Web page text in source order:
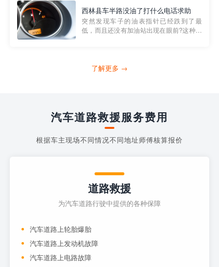
越者小程序是一款专门解决汽车没油问题
的在线服务平台。通过...
西林县车半路没油了打什么电话求助
突然发现车子的油表指针已经跌到了最
低，而且还没有加油站出现在眼前?这种情
打4006363122请求送油人员来帮助你。
了解更多 →
汽车道路救援服务费用
根据车主现场不同情况不同地址师傅核算报价
道路救援
为汽车道路行驶中提供的各种保障
汽车道路上轮胎爆胎
汽车道路上发动机故障
汽车道路上电路故障